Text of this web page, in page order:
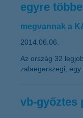
egyre
megvannak a
2014.06.06.
Az ország 32
zalaegerszegi,
vb-győztes